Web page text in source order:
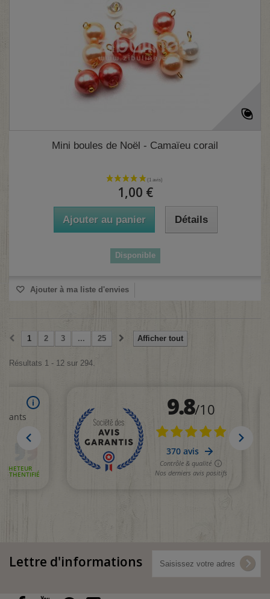
Mini boules de Noël - Camaïeu corail
1,00 €
Ajouter au panier Détails
Disponible
Ajouter à ma liste d'envies
Afficher tout
1 2 3 ... 25
Résultats 1 - 12 sur 294.
Lettre d'informations